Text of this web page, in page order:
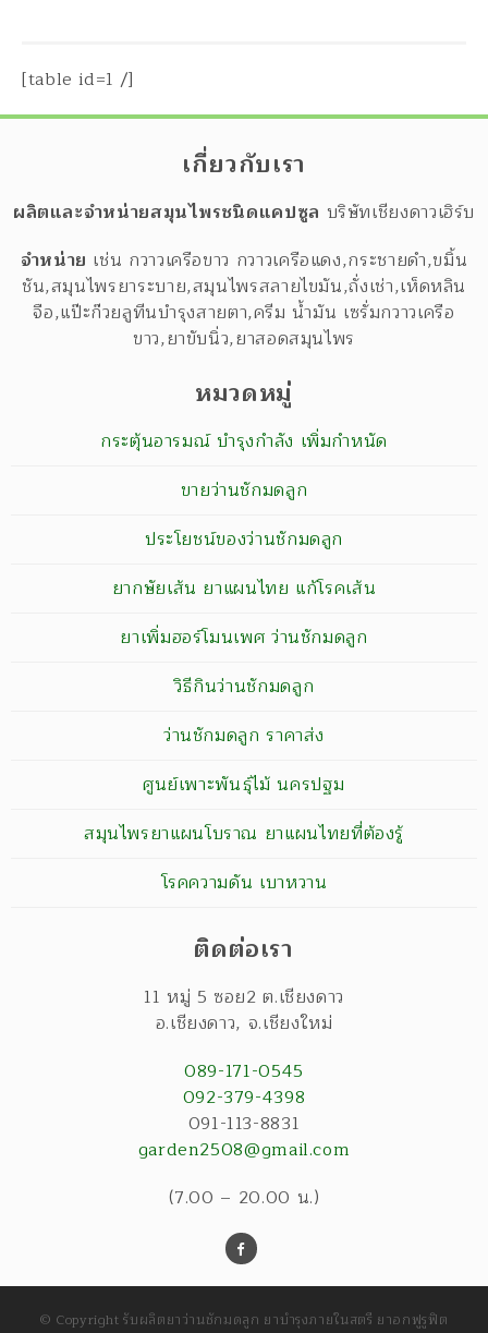
[table id=1 /]
เกี่ยวกับเรา
ผลิตและจำหน่ายสมุนไพรชนิดแคปซูล บริษัทเชียงดาวเฮิร์บ
จำหน่าย เช่น กวาวเครือขาว กวาวเครือแดง,กระชายดำ,ขมิ้น
ชัน,สมุนไพรยาระบาย,สมุนไพรสลายไขมัน,ถั่งเช่า,เห็ดหลิน
จือ,แป๊ะก๊วยลูทีนบำรุงสายตา,ครีม น้ำมัน เซรั่มกวาวเครือ
ขาว,ยาขับนิ่ว,ยาสอดสมุนไพร
หมวดหมู่
กระตุ้นอารมณ์ บำรุงกำลัง เพิ่มกำหนัด
ขายว่านชักมดลูก
ประโยชน์ของว่านชักมดลูก
ยากษัยเส้น ยาแผนไทย แก้โรคเส้น
ยาเพิ่มฮอร์โมนเพศ ว่านชักมดลูก
วิธีกินว่านชักมดลูก
ว่านชักมดลูก ราคาส่ง
ศูนย์เพาะพันธุ์ไม้ นครปฐม
สมุนไพรยาแผนโบราณ ยาแผนไทยที่ต้องรู้
โรคความดัน เบาหวาน
ติดต่อเรา
11 หมู่ 5 ซอย2 ต.เชียงดาว
อ.เชียงดาว, จ.เชียงใหม่
089-171-0545
092-379-4398
091-113-8831
garden2508@gmail.com
(7.00 – 20.00 น.)
© Copyright รับผลิตยาว่านชักมดลูก ยาบำรุงภายในสตรี ยาอกฟูรูฟิต